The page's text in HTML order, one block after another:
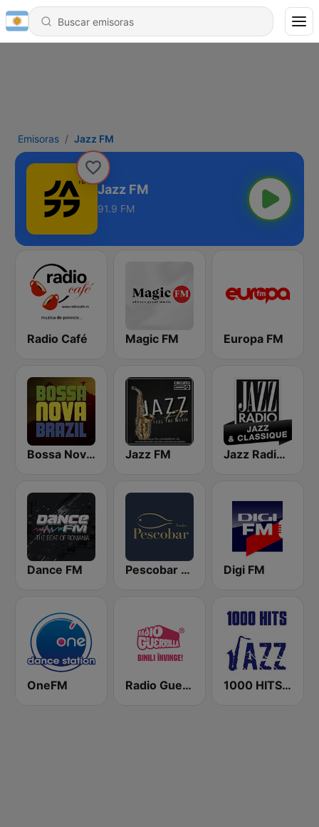
Emisoras Jazz FM
Jazz FM
91.9 FM
Radio Café Magic FM Europa FM
Bossa Nova Brazil Jazz FM Jazz Radio Jazz & Classique
Dance FM Pescobar Radio Digi FM
OneFM Radio Guerrilla 1000 HITS Jazz